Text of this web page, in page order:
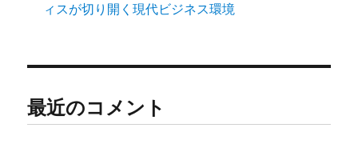
ィスが切り開く現代ビジネス環境
最近のコメント